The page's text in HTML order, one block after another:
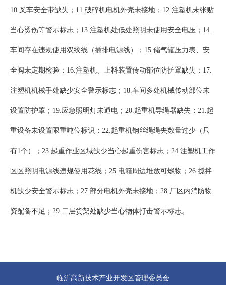
10.叉车安全带缺失；11.破碎机电机外壳未接地；12.注塑机未张贴
当心烫伤等警示标志；13.注塑机处低处照明未使用安全电压；14.
车间存在违规使用双绞线（插排电源线）；15.储气罐压力表、安
全阀未定期检验；16.注塑机、上料装置传动部位防护罩缺失；17.
注塑机机械手处缺少安全警示标志；18.车间多处机械传动部位未
设置防护罩；19.应急照明灯未通电；20.起重机导绳器缺失；21.起
重设备未设置限重吨位标识；22.起重机钢丝绳绳夹数量过少（只
有1个）；23.起重作业区域缺少当心起重伤害标志；24.注塑机工作
区区照明电源线违规使用花线；25.电箱周边堆放可燃物；26.搅拌
机缺少安全警示标志；27.部分电机外壳未接地；28.厂区内消防物
资配备不足；29.二层货架处缺少当心物体打击警示标志。
临沂高新技术产业开发区管理委员会